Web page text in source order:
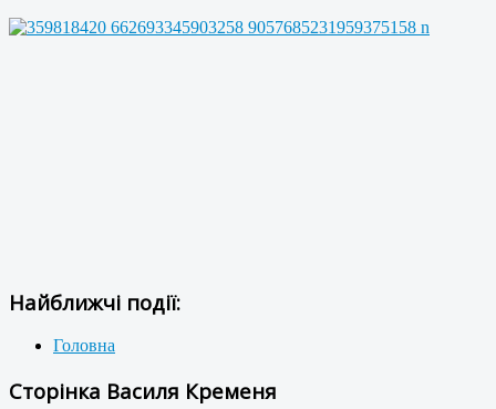
Найближчі події:
Головна
Сторінка Василя Кременя